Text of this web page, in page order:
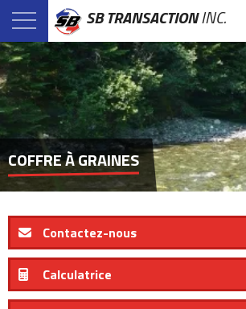
SB TRANSACTIONINC.
COFFRE À GRAINES
Contactez-nous
Calculatrice